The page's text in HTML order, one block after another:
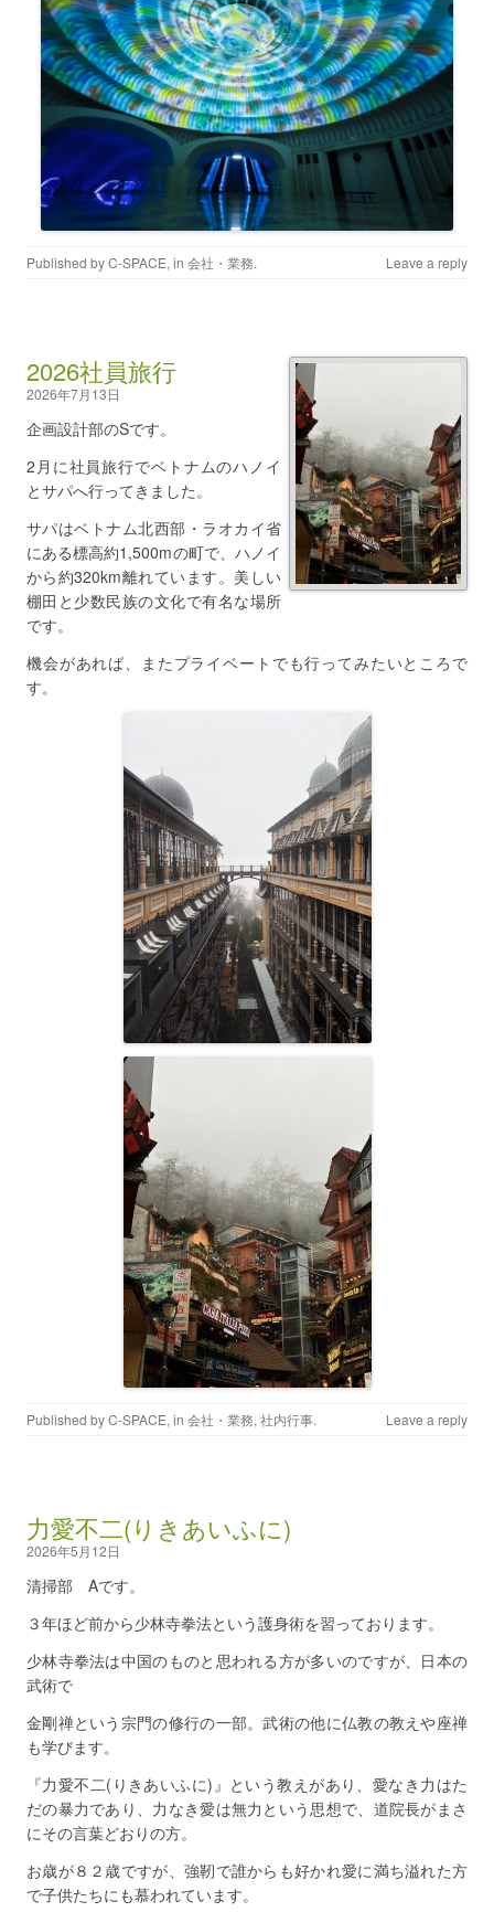
Published byC-SPACE, in 会社・業務. Leave a reply
2026社員旅行
2026年7月13日
企画設計部のSです。
2月に社員旅行でベトナムのハノイ
とサパへ行ってきました。
サパはベトナム北西部・ラオカイ省
にある標高約1,500mの町で、ハノイ
から約320km離れています。美しい
棚田と少数民族の文化で有名な場所
です。
機会があれば、またプライベートでも行ってみたいところで
す。
Published byC-SPACE, in 会社・業務,社内行事. Leave a reply
力愛不二(りきあいふに)
2026年5月12日
清掃部 Aです。
３年ほど前から少林寺拳法という護身術を習っております。
少林寺拳法は中国のものと思われる方が多いのですが、日本の
武術で
金剛禅という宗門の修行の一部。武術の他に仏教の教えや座禅
も学びます。
『力愛不二(りきあいふに)』という教えがあり、愛なき力はた
だの暴力であり、力なき愛は無力という思想で、道院長がまさ
にその言葉どおりの方。
お歳が８２歳ですが、強靭で誰からも好かれ愛に満ち溢れた方
で子供たちにも慕われています。